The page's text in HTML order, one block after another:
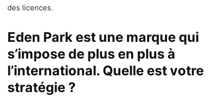
des licences.
Eden Park est une marque qui
s’impose de plus en plus à
l’international. Quelle est votre
stratégie ?